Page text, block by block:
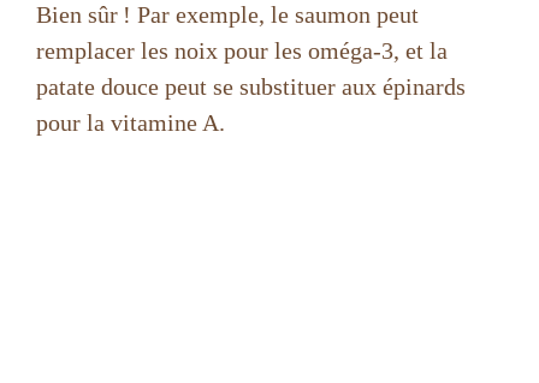
Bien sûr ! Par exemple, le saumon peut
remplacer les noix pour les oméga-3, et la
patate douce peut se substituer aux épinards
pour la vitamine A.